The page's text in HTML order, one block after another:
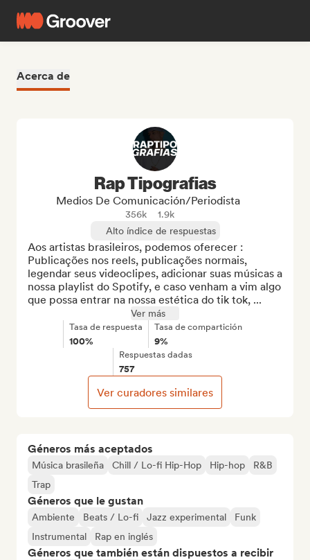
Acerca de
Géneros más aceptados
Música brasileña Chill / Lo-fi Hip-Hop Hip-hop
R&B
Trap
Géneros que le gustan
Ambiente Beats / Lo-fi Jazz experimental
Funk
Instrumental
Rap en inglés
Géneros que también están dispuestos a recibir
Rap Tipografias
Medios De Comunicación/Periodista
356k
1.9k
Alto índice de respuestas
Aos artistas brasileiros, podemos oferecer :
Publicações nos reels, publicações normais,
legendar seus videoclipes, adicionar suas músicas a
nossa playlist do Spotify, e caso venham a vim algo
que possa entrar na nossa estética do tik tok, ...
Ver más
Tasa de respuesta
100%
Tasa de compartición
9%
Respuestas dadas
757
Ver curadores similares